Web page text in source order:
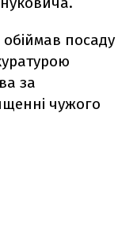
посаду
за
чужого